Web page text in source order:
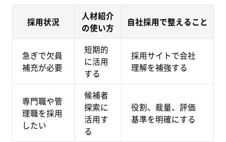
採用状況
人材紹介
の使い方
自社採用で整えること
急ぎで欠員
補充が必要
短期的
に活用
する
採用サイトで会社
理解を補強する
専門職や管
理職を採用
したい
候補者
探索に
活用す
る
役割、裁量、評価
基準を明確にする